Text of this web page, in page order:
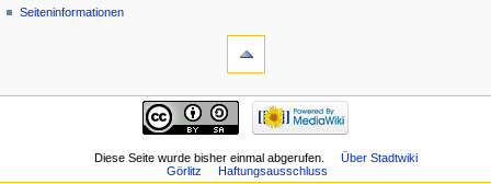
Seiten­informationen
Diese Seite wurde bisher einmal abgerufen.
Über Stadtwiki
Görlitz
Haftungsausschluss